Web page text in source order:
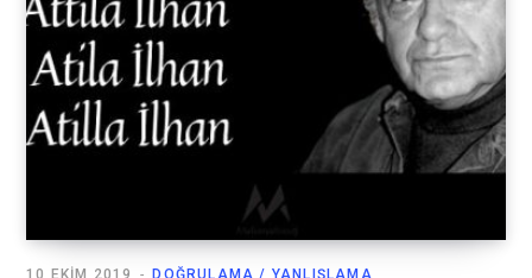
DOĞRULAMA / YANLIŞLAMA
10 EKIM 2019